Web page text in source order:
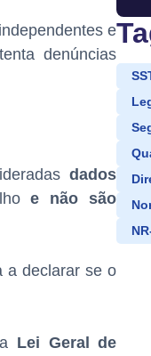
e
denúncias
dados
e não são
a declarar se o
Lei Geral de